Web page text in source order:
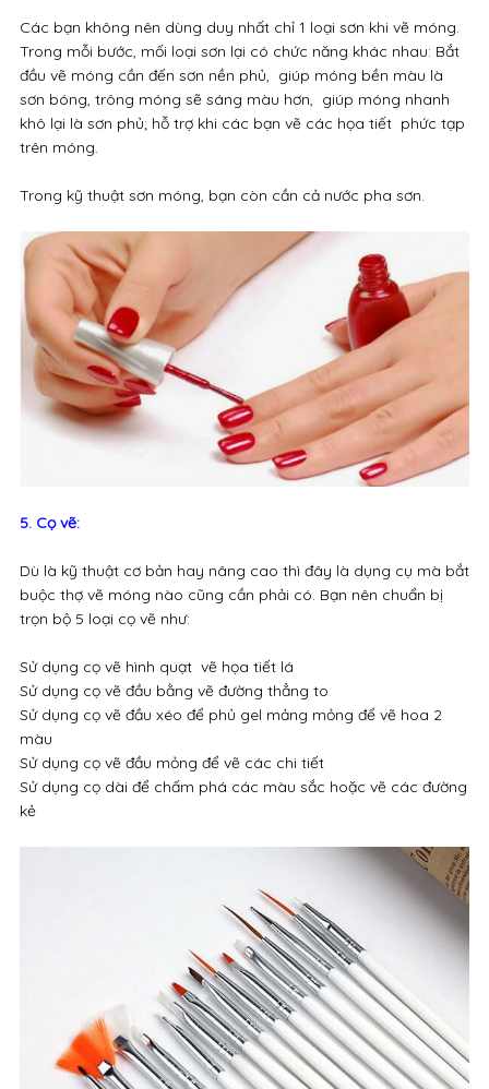
Các bạn không nên dùng duy nhất chỉ 1 loại sơn khi vẽ móng.
Trong mỗi bước, mối loại sơn lại có chức năng khác nhau: Bắt
đầu vẽ móng cần đến sơn nền phủ, giúp móng bền màu là
sơn bóng, trông móng sẽ sáng màu hơn, giúp móng nhanh
khô lại là sơn phủ; hỗ trợ khi các bạn vẽ các họa tiết phức tạp
trên móng.
Trong kỹ thuật sơn móng, bạn còn cần cả nước pha sơn.
5. Cọ vẽ:
Dù là kỹ thuật cơ bản hay nâng cao thì đây là dụng cụ mà bắt
buộc thợ vẽ móng nào cũng cần phải có. Bạn nên chuẩn bị
trọn bộ 5 loại cọ vẽ như:
Sử dụng cọ vẽ hình quạt vẽ họa tiết lá
Sử dụng cọ vẽ đầu bằng vẽ đường thẳng to
Sử dụng cọ vẽ đầu xéo để phủ gel mảng mỏng để vẽ hoa 2
màu
Sử dụng cọ vẽ đầu mỏng để vẽ các chi tiết
Sử dụng cọ dài để chấm phá các màu sắc hoặc vẽ các đường
kẻ